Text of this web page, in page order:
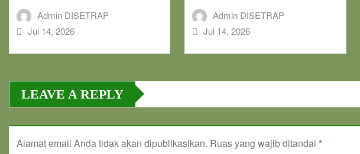
Admin DISETRAP
Jul 14, 2026
Admin DISETRAP
Jul 14, 2026
LEAVE A REPLY
Alamat email Anda tidak akan dipublikasikan. Ruas yang wajib ditandai *